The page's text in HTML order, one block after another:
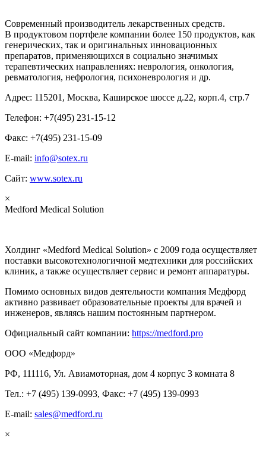
Современный производитель лекарственных средств.
В продуктовом портфеле компании более 150 продуктов, как
генерических, так и оригинальных инновационных
препаратов, применяющихся в социально значимых
терапевтических направлениях: неврология, онкология,
ревматология, нефрология, психоневрология и др.
Адрес: 115201, Москва, Каширское шоссе д.22, корп.4, стр.7
Телефон: +7(495) 231-15-12
Факс: +7(495) 231-15-09
E-mail: info@sotex.ru
Сайт: www.sotex.ru
×
Medford Medical Solution
Холдинг «Medford Medical Solution» с 2009 года осуществляет
поставки высокотехнологичной медтехники для российских
клиник, а также осуществляет сервис и ремонт аппаратуры.
Помимо основных видов деятельности компания Медфорд
активно развивает образовательные проекты для врачей и
инженеров, являясь нашим постоянным партнером.
Официальный сайт компании: https://medford.pro
ООО «Медфорд»
РФ, 111116, Ул. Авиамоторная, дом 4 корпус 3 комната 8
Тел.: +7 (495) 139-0993, Факс: +7 (495) 139-0993
E-mail: sales@medford.ru
×